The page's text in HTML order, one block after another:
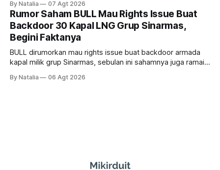
estate, ada siapa saja mereka?
By Natalia 07 Agt 2026
Rumor Saham BULL Mau Rights Issue Buat
Backdoor 30 Kapal LNG Grup Sinarmas,
Begini Faktanya
BULL dirumorkan mau rights issue buat backdoor armada
kapal milik grup Sinarmas, sebulan ini sahamnya juga ramai
masih menarik dilirik?
By Natalia 06 Agt 2026